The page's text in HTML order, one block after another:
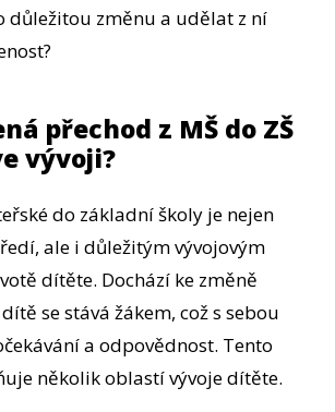
důležitou změnu a udělat z ní
přechod z MŠ do ZŠ
vývoji?
do základní školy je nejen
ale i důležitým vývojovým
dítěte. Dochází ke změně
se stává žákem, což s sebou
a odpovědnost. Tento
několik oblastí vývoje dítěte.